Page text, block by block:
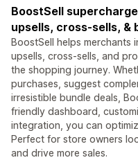
BoostSell
upsells, cross-sells, &
BoostSell helps merchants
upsells, cross-sells, and
the shopping journey.
purchases, suggest
irresistible bundle deals,
friendly dashboard,
integration, you can
Perfect for store owners
and drive more sales.